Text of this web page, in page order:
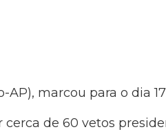
marcou para o dia
de 60 vetos